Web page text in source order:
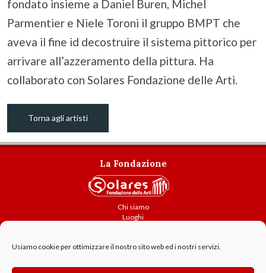
Usiamo cookie per ottimizzare il nostro sito web ed i nostri servizi.
fondato insieme a Daniel Buren, Michel
Parmentier e Niele Toroni il gruppo BMPT che
aveva il fine id decostruire il sistema pittorico per
arrivare all’azzeramento della pittura. Ha
collaborato con Solares Fondazione delle Arti.
Torna agli artisti
La Fondazione
Chi siamo
Luoghi
Contatti